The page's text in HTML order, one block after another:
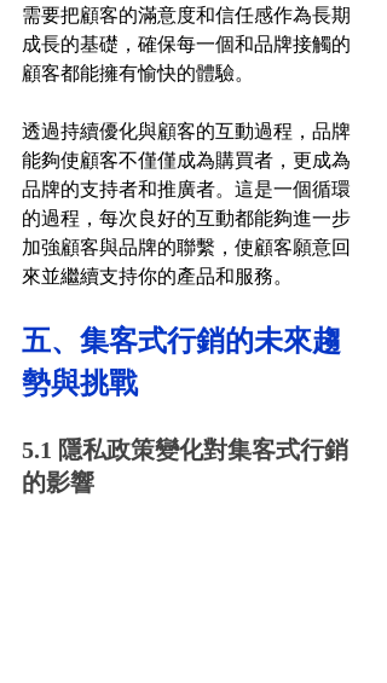
需要把顧客的滿意度和信任感作為長期
成長的基礎，確保每一個和品牌接觸的
顧客都能擁有愉快的體驗。
透過持續優化與顧客的互動過程，品牌
能夠使顧客不僅僅成為購買者，更成為
品牌的支持者和推廣者。這是一個循環
的過程，每次良好的互動都能夠進一步
加強顧客與品牌的聯繫，使顧客願意回
來並繼續支持你的產品和服務。
五、集客式行銷的未來趨
勢與挑戰
5.1 隱私政策變化對集客式行銷
的影響